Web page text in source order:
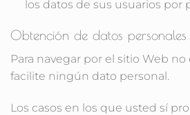
los datos de sus usuarios por
Obtención de datos personales
Para navegar por el sitio Web
facilite ningún dato personal.
Los casos en los que usted sí